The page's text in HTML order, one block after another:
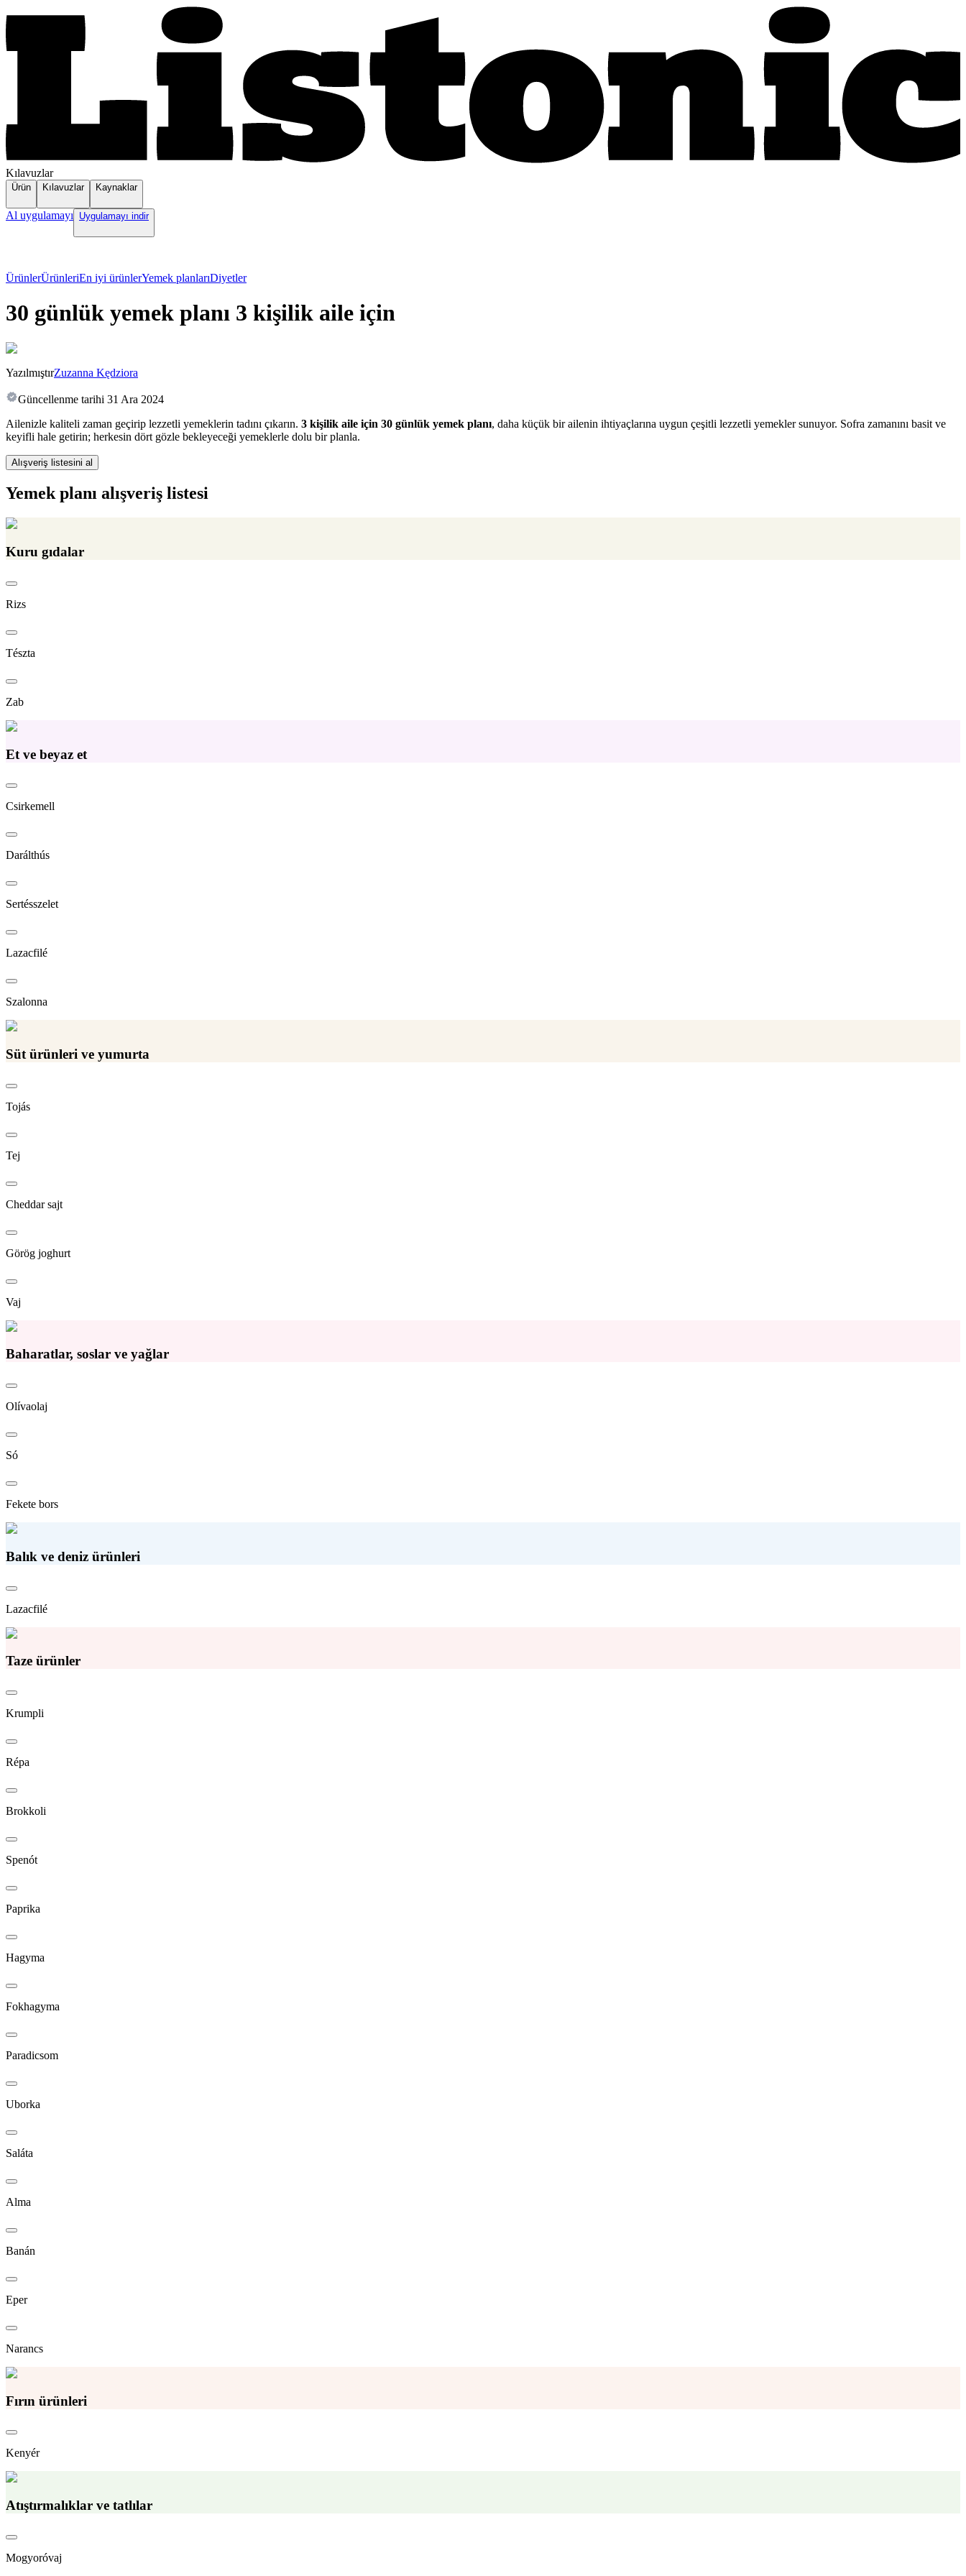
Kılavuzlar
Ürün Kılavuzlar Kaynaklar
Al uygulamayı Uygulamayı indir
ÜrünlerÜrünleriEn iyi ürünlerYemek planlarıDiyetler
30 günlük yemek planı 3 kişilik aile için
YazılmıştırZuzanna Kędziora
Güncellenme tarihi 31 Ara 2024
Ailenizle kaliteli zaman geçirip lezzetli yemeklerin tadını çıkarın. 3 kişilik aile için 30 günlük yemek planı, daha küçük bir ailenin ihtiyaçlarına uygun çeşitli lezzetli yemekler sunuyor. Sofra zamanını basit ve
keyifli hale getirin; herkesin dört gözle bekleyeceği yemeklerle dolu bir planla.
Alışveriş listesini al
Yemek planı alışveriş listesi
Kuru gıdalar
Rizs
Tészta
Zab
Et ve beyaz et
Csirkemell
Darálthús
Sertésszelet
Lazacfilé
Szalonna
Süt ürünleri ve yumurta
Tojás
Tej
Cheddar sajt
Görög joghurt
Vaj
Baharatlar, soslar ve yağlar
Olívaolaj
Só
Fekete bors
Balık ve deniz ürünleri
Lazacfilé
Taze ürünler
Krumpli
Répa
Brokkoli
Spenót
Paprika
Hagyma
Fokhagyma
Paradicsom
Uborka
Saláta
Alma
Banán
Eper
Narancs
Fırın ürünleri
Kenyér
Atıştırmalıklar ve tatlılar
Mogyoróvaj